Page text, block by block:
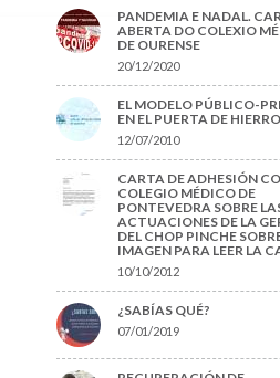
PANDEMIA E NADAL.
ABERTA DO COLEXIO
DE OURENSE
20/12/2020
EL MODELO PÚBLICO-
EN EL PUERTA DE HIERRO
12/07/2010
CARTA DE ADHESIÓN
COLEGIO MÉDICO DE
PONTEVEDRA SOBRE
ACTUACIONES DE LA
DEL CHOP PINCHE
IMAGEN PARA LEER LA
10/10/2012
¿SABÍAS QUÉ?
07/01/2019